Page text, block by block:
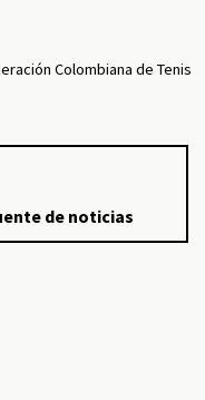
Colombiana de Tenis
de noticias